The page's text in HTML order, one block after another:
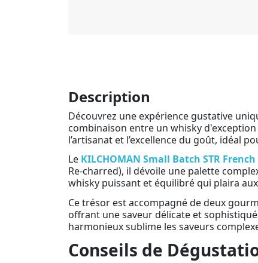
Description
Découvrez une expérience gustative
combinaison entre un whisky
l’artisanat et l’excellence du goût, idéal
Le KILCHOMAN Small Batch STR
Re-charred), il dévoile une palette
whisky puissant et équilibré qui plaira
Ce trésor est accompagné de deux
offrant une saveur délicate et
harmonieux sublime les saveurs
Conseils de